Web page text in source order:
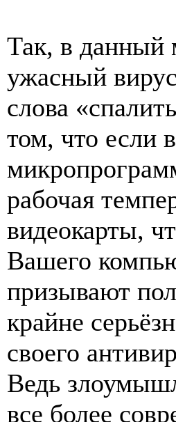
Так, в данный
ужасный
слова
том, что если
рабочая
видеокарты,
Вашего
призывают
крайне
своего
Ведь
все более